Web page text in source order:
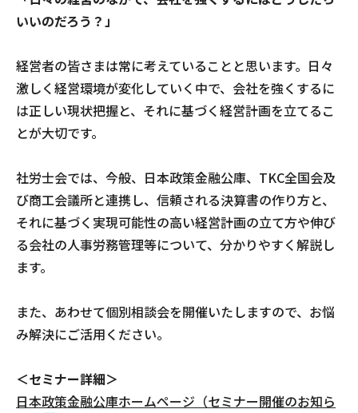
いいのだろう？」
経営者の皆さまは常に考えていることと思います。日々
激しく経営環境が変化していく中で、会社を強くするに
は正しい現状把握と、それに基づく経営計画を立てるこ
とが大切です。
社労士会では、今般、日本政策金融公庫、TKC全国会及
び商工会議所と連携し、信頼される決算書の作り方と、
それに基づく実現可能性の高い経営計画の立て方や伸び
る会社の人事労務管理等について、分かりやすく解説し
ます。
また、あわせて個別相談会を開催いたしますので、お悩
み解決にご活用ください。
＜セミナー詳細＞
日本政策金融公庫ホームページ（セミナー開催のお知ら